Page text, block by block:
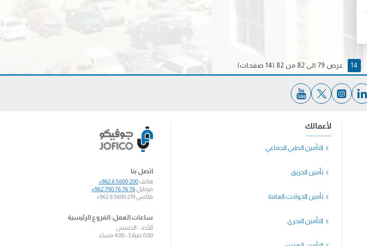
14 عرض 79 الى 82 من 82 (14 صفحات)
لأعمالك
التأمين الطبي الجماعي
تأمين الحريق
تأمين الحوادث العامة
التأمين البحري
اتصل بنا
هاتف +962.6 5600 200
موبايل +962.790 76 76 76
فاكس +962.6 5600 219
ساعات العمل: الفروع الرئيسية
الأحد - الخميس
8:00 صباحا - 4:00 مساء